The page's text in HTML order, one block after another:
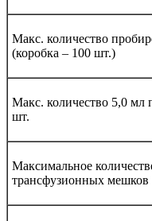
Макс. количество
(коробка – 100 шт.)
Макс. количество 5,0 мл
шт.
Максимальное
трансфузионных мешков